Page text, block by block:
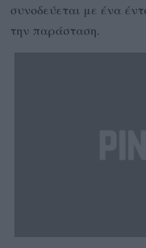
συνοδεύεται με ένα
την παράσταση.